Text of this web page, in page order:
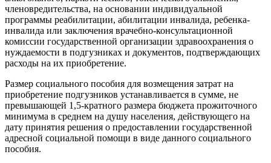
членовредительства, на основании индивидуальной
программы реабилитации, абилитации инвалида, ребенка-
инвалида или заключения врачебно-консультационной
комиссии государственной организации здравоохранения о
нуждаемости в подгузниках и документов, подтверждающих
расходы на их приобретение.
Размер социального пособия для возмещения затрат на
приобретение подгузников устанавливается в сумме, не
превышающей 1,5-кратного размера бюджета прожиточного
минимума в среднем на душу населения, действующего на
дату принятия решения о предоставлении государственной
адресной социальной помощи в виде данного социального
пособия.